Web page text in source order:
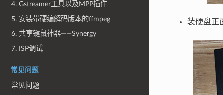
4. Gstreamer工具以及MPP插件
5. 安装带硬编解码版本的ffmpeg
6. 共享键鼠神器——Synergy
7. ISP调试
常见问题
常见问题
装硬盘正